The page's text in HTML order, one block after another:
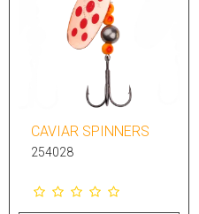
CAVIAR SPINNERS
254028